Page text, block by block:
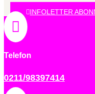
INFOLETTER

Telefon
0211/98397414